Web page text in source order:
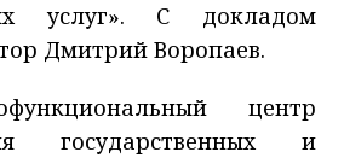
услуг». С докладом
Дмитрий Воропаев.
центр
государственных и